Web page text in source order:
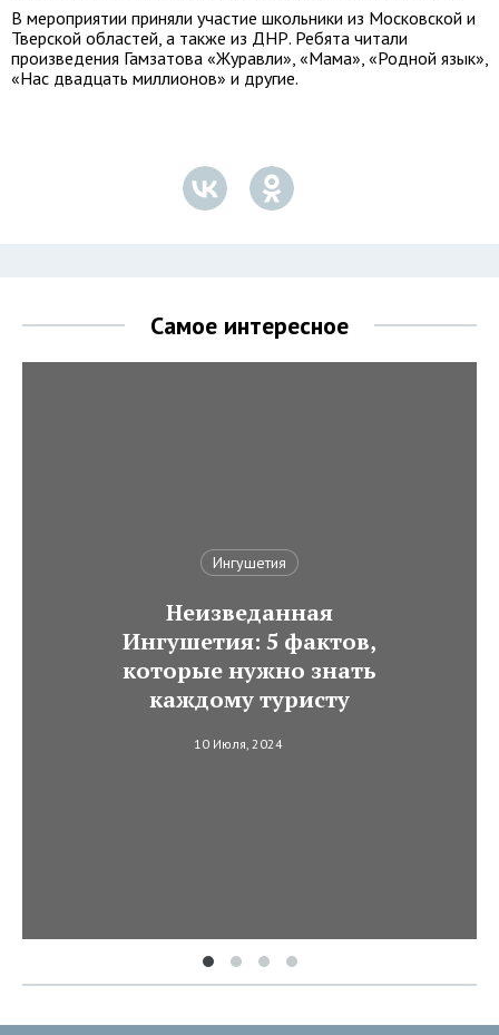
В мероприятии приняли участие школьники из Московской и
Тверской областей, а также из ДНР. Ребята читали
произведения Гамзатова «Журавли», «Мама», «Родной язык»,
«Нас двадцать миллионов» и другие.
Самое интересное
Ингушетия
Неизведанная
Ингушетия: 5 фактов,
которые нужно знать
каждому туристу
10 Июля, 2024